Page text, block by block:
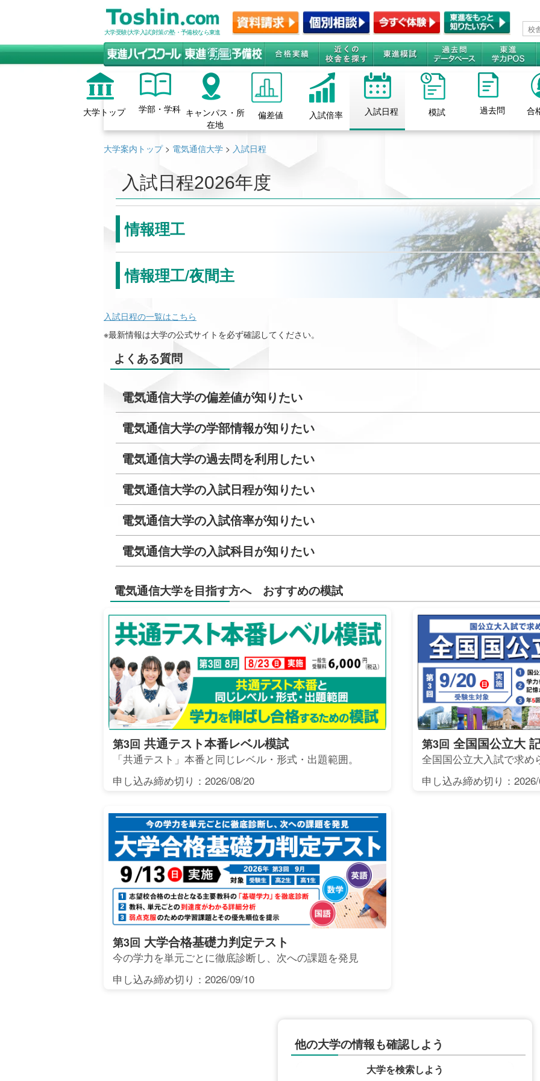
大学受験(大学入試)対策の塾・予備校なら東進
大学トップ 学部・学科 キャンパス・所
在地
偏差値 入試倍率 入試日程 模試 過去問 合
大学案内トップ> 電気通信大学 > 入試日程
入試日程2026年度
情報理工
情報理工/夜間主
入試日程の一覧はこちら
※最新情報は大学の公式サイトを必ず確認してください。
よくある質問
電気通信大学の偏差値が知りたい
電気通信大学の学部情報が知りたい
電気通信大学の過去問を利用したい
電気通信大学の入試日程が知りたい
電気通信大学の入試倍率が知りたい
電気通信大学の入試科目が知りたい
電気通信大学を目指す方へ おすすめの模試
第3回 共通テスト本番レベル模試
「共通テスト」本番と同じレベル・形式・出題範囲。
申し込み締め切り：2026/08/20
第3回 全国国公立大
全国国公立大入試で求め
申し込み締め切り：
第3回 大学合格基礎力判定テスト
今の学力を単元ごとに徹底診断し、次への課題を発見
申し込み締め切り：2026/09/10
他の大学の情報も確認しよう
大学を検索しよう